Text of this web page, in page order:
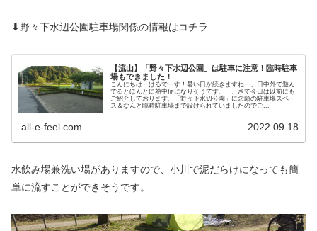
⬇野々下水辺公園駐車場関係の情報はコチラ
【流山】「野々下水辺公園」は駐車に注意！臨時駐車
場もできました！
こんにちはーはるでーす！暑い日が続きますねー、日中外で遊ん
でるとほんとに熱中症になりそうです、、、さて今日は以前にも
ご紹介しております、「野々下水辺公園」に念願の駐車場スペー
ス＆なんと臨時駐車場まで設けられていましたのでご...
all-e-feel.com 2022.09.18
水飲み場兼洗い場がありますので、小川で泥だらけになっても簡
単に流すことができそうです。